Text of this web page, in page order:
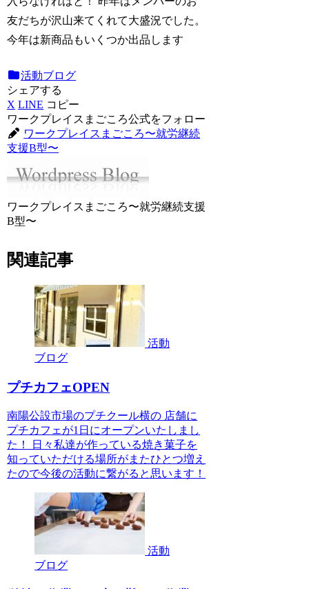
友だちが沢山来てくれて大盛況でした。
今年は新商品もいくつか出品します
活動ブログ
シェアする
X LINE コピー
ワークプレイスまごころ公式をフォロー
ワークプレイスまごころ〜就労継続
支援B型〜
ワークプレイスまごころ〜就労継続支援
B型〜
関連記事
活動
ブログ
プチカフェOPEN
南陽公設市場のプチクール横の 店舗に
プチカフェが1日にオープンいたしまし
た！ 日々私達が作っている焼き菓子を
知っていただける場所がまたひとつ増え
たので今後の活動に繋がると思います！
活動
ブログ